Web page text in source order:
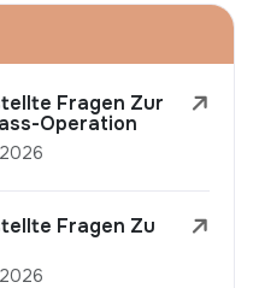
Fragen Zur
Operation
Fragen Zu